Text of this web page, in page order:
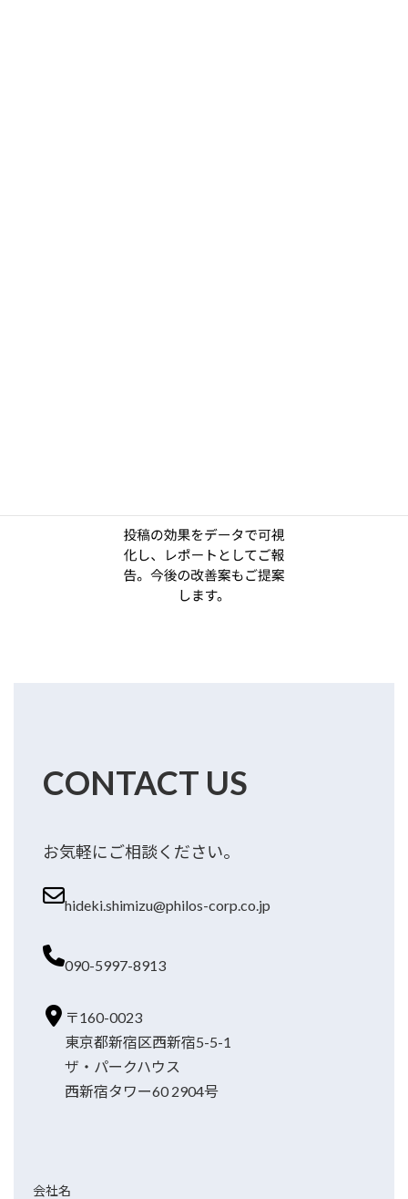
CONTACT US
お気軽にご相談ください。
hideki.shimizu@philos-corp.co.jp
090-5997-8913
〒160-0023
東京都新宿区西新宿5-5-1
ザ・パークハウス
西新宿タワー60 2904号
会社名